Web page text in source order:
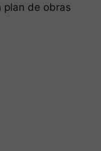
plan de obras